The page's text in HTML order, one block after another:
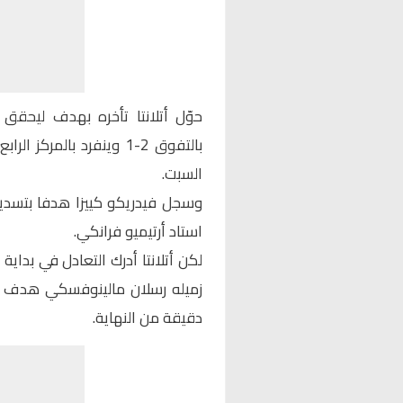
بالتفوق 2-1 وينفرد
السبت.
وسجل فيدريكو كييزا هدفا
استاد أرتيميو فرانكي.
لكن أتلانتا أدرك التعادل في
دقيقة من النهاية.